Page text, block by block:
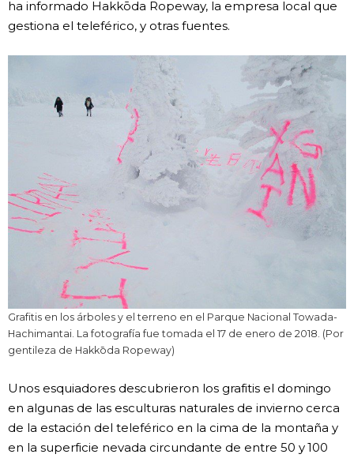
Más
Noticias
Datos de Japón
Fragmentos de Japón
Gente
Blog
Avisos
official SNS
ha informado Hakkōda Ropeway, la empresa local que
gestiona el teleférico, y otras fuentes.
Grafitis en los árboles y el terreno en el Parque Nacional Towada-
Hachimantai. La fotografía fue tomada el 17 de enero de 2018. (Por
gentileza de Hakkōda Ropeway)
Unos esquiadores descubrieron los grafitis el domingo
en algunas de las esculturas naturales de invierno cerca
de la estación del teleférico en la cima de la montaña y
en la superficie nevada circundante de entre 50 y 100